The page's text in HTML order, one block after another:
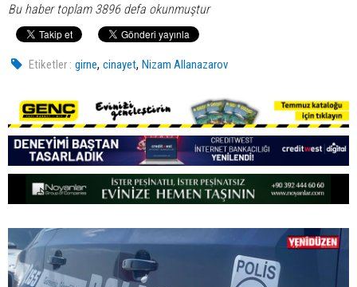
Bu haber toplam 3896 defa okunmuştur
Etiketler : girne,cinayet,Nizam Allanazarov